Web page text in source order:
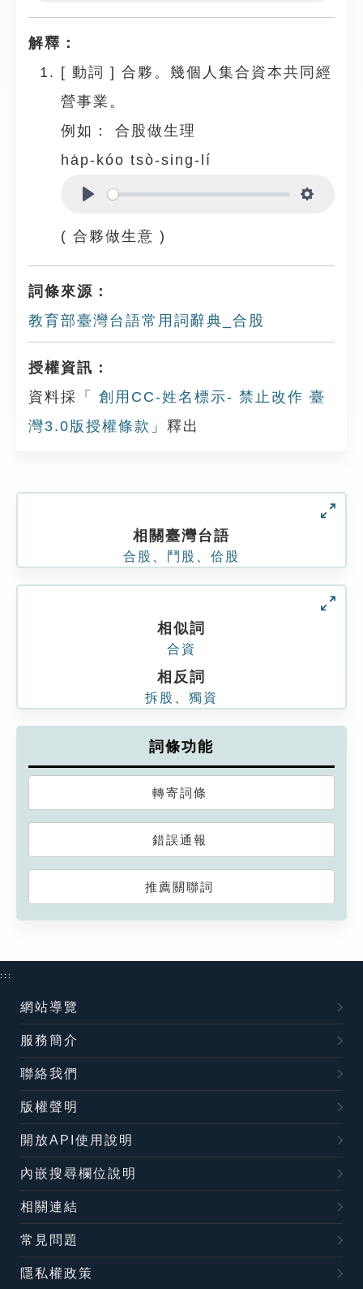
解釋：
[ 動詞 ] 合夥。幾個人集合資本共同經
營事業。
例如：
合股做生理
ha̍p-kóo tsò-sing-lí
( 合夥做生意 )
詞條來源：
教育部臺灣台語常用詞辭典_合股
授權資訊：
資料採「
創用CC-姓名標示- 禁止改作 臺
灣3.0版授權條款 」釋出
相關臺灣台語
合股 鬥股 佮股
相似詞
合資
相反詞
拆股 獨資
詞條功能
轉寄詞條
錯誤通報
推薦關聯詞
:::
網站導覽
服務簡介
聯絡我們
版權聲明
開放API使用說明
內嵌搜尋欄位說明
相關連結
常見問題
隱私權政策